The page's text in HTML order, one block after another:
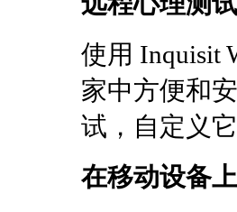
使用 Inquisit
家中方便和
试，自定义
在移动设备